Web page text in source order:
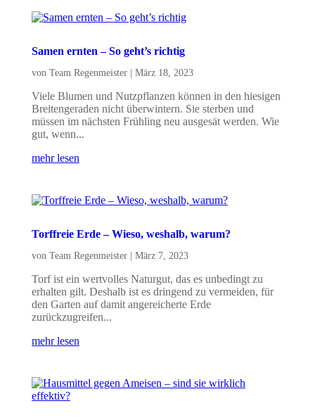
Samen ernten – So geht’s richtig
von Team Regenmeister| März 18, 2023
Viele Blumen und Nutzpflanzen können in den hiesigen
Breitengeraden nicht überwintern. Sie sterben und
müssen im nächsten Frühling neu ausgesät werden. Wie
gut, wenn...
mehr lesen
Torffreie Erde – Wieso, weshalb, warum?
von Team Regenmeister| März 7, 2023
Torf ist ein wertvolles Naturgut, das es unbedingt zu
erhalten gilt. Deshalb ist es dringend zu vermeiden, für
den Garten auf damit angereicherte Erde
zurückzugreifen...
mehr lesen